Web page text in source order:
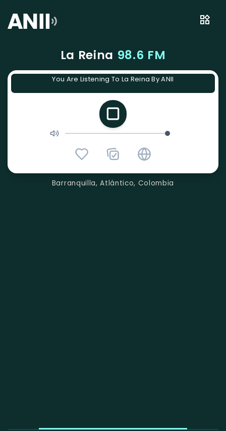
La Reina 98.6 FM
You Are Listening To La Reina By ANII
Barranquilla, Atlántico, Colombia